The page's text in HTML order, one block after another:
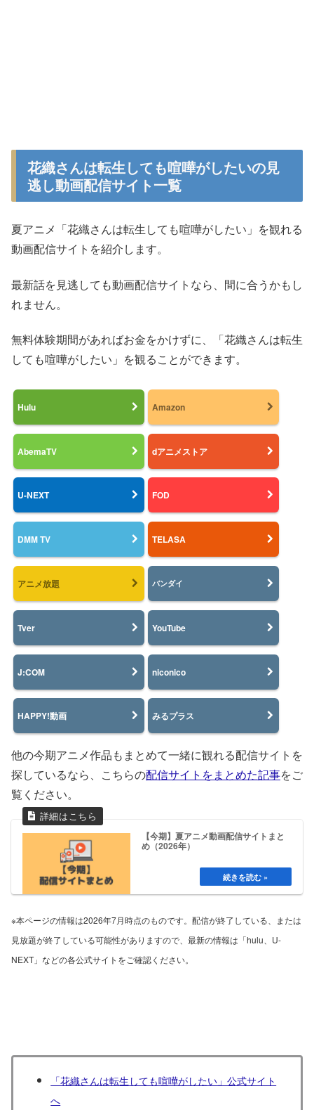
花織さんは転生しても喧嘩がしたいの見
逃し動画配信サイト一覧
夏アニメ「花織さんは転生しても喧嘩がしたい」を観れる
動画配信サイトを紹介します。
最新話を見逃しても動画配信サイトなら、間に合うかもし
れません。
無料体験期間があればお金をかけずに、「花織さんは転生
しても喧嘩がしたい」を観ることができます。
Hulu Amazon
AbemaTV dアニメストア
U-NEXT FOD
DMM TV TELASA
アニメ放題 バンダイ
Tver YouTube
J:COM niconico
HAPPY!動画 みるプラス
他の今期アニメ作品もまとめて一緒に観れる配信サイトを
探しているなら、こちらの配信サイトをまとめた記事をご
覧ください。
【今期】夏アニメ動画配信サイトまと
め（2026年）
※本ページの情報は2026年7月時点のものです。配信が終了している、または
見放題が終了している可能性がありますので、最新の情報は「hulu、U-
NEXT」などの各公式サイトをご確認ください。
「花織さんは転生しても喧嘩がしたい」公式サイト
へ